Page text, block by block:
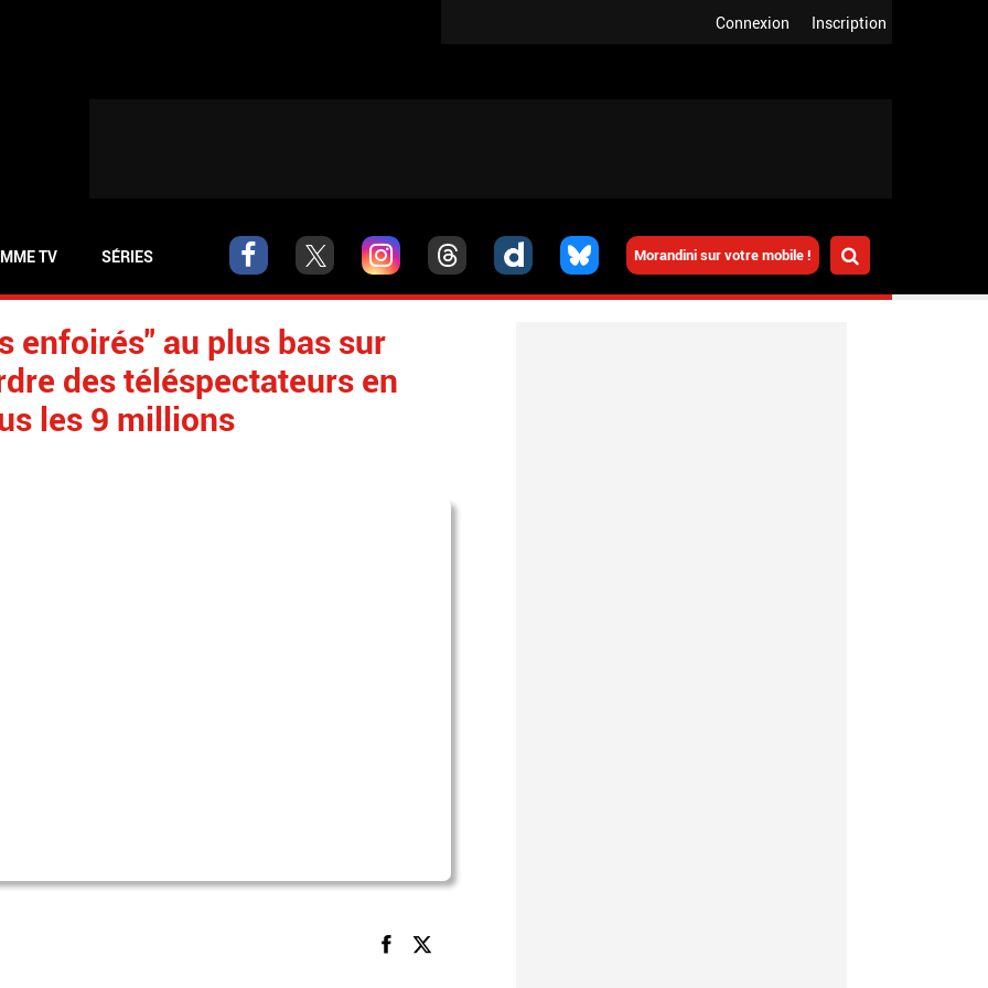
Inscription
Connexion
Morandini sur votre mobile !
TV SÉRIES
enfoirés" au plus bas sur
des téléspectateurs en
les 9 millions